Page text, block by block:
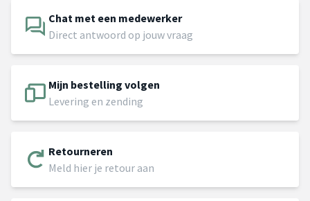
Chat met een medewerker
Direct antwoord op jouw vraag
Mijn bestelling volgen
Levering en zending
Retourneren
Meld hier je retour aan